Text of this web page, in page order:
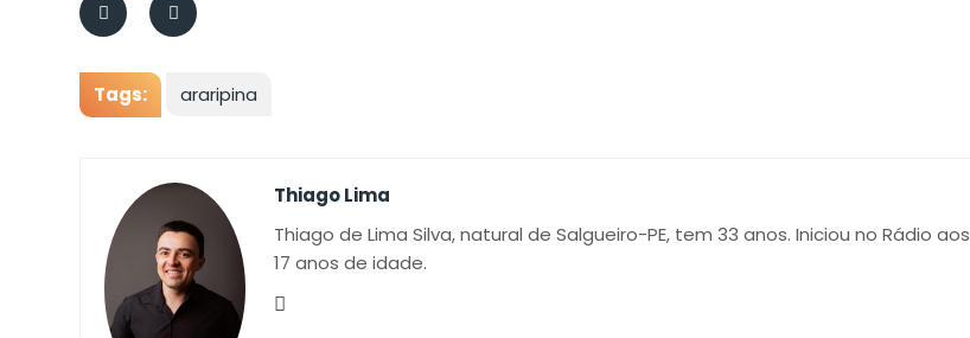
Tags: araripina
Thiago Lima
Thiago de Lima Silva, natural de Salgueiro-PE, tem 33 anos. Iniciou no Rádio aos
17 anos de idade.